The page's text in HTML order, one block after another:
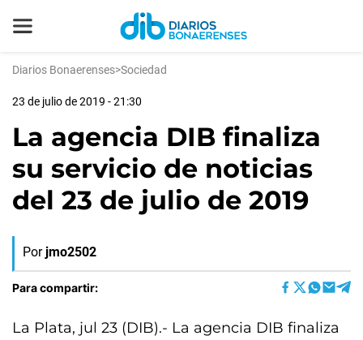
Diarios Bonaerenses>Sociedad
23 de julio de 2019 - 21:30
La agencia DIB finaliza
su servicio de noticias
del 23 de julio de 2019
Por jmo2502
Para compartir:
La Plata, jul 23 (DIB).- La agencia DIB finaliza